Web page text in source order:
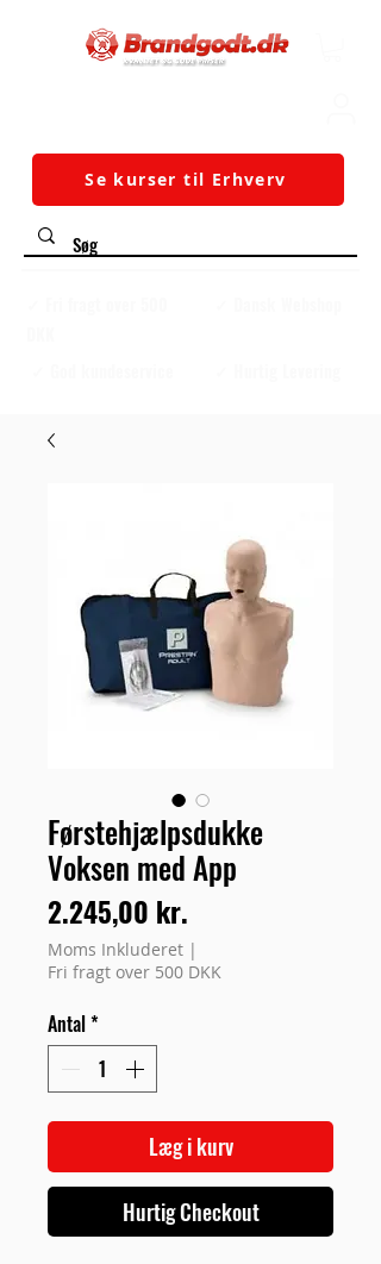
Se kurser til Erhverv
Førstehjælpsdukke
Voksen med App
2.245,00 kr.
Moms Inkluderet |
Fri fragt over 500 DKK
Antal*
Læg i kurv
Hurtig Checkout